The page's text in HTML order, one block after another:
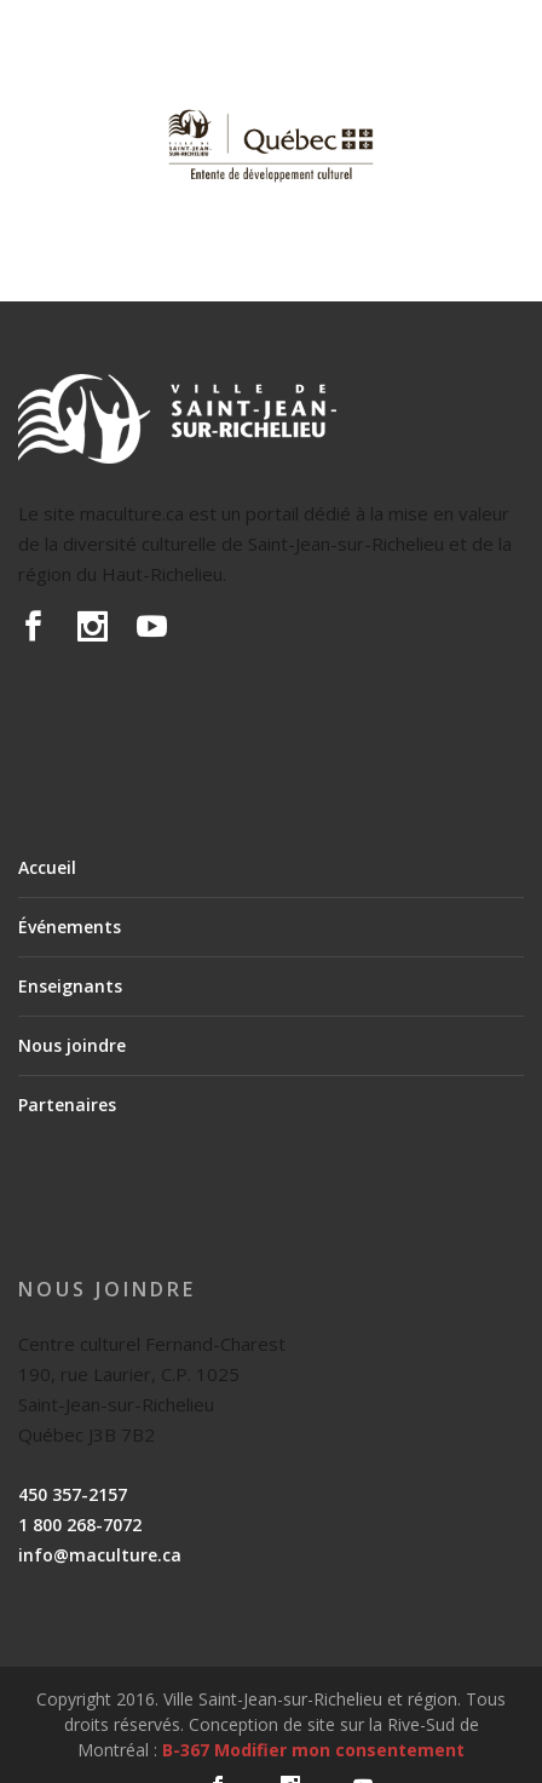
Le site maculture.ca est un portail dédié à la mise en valeur
de la diversité culturelle de Saint-Jean-sur-Richelieu et de la
région du Haut-Richelieu.
Accueil
Événements
Enseignants
Nous joindre
Partenaires
NOUS JOINDRE
Centre culturel Fernand-Charest
190, rue Laurier, C.P. 1025
Saint-Jean-sur-Richelieu
Québec J3B 7B2
450 357-2157
1 800 268-7072
info@maculture.ca
Copyright 2016. Ville Saint-Jean-sur-Richelieu et région. Tous
droits réservés. Conception de site sur la Rive-Sud de
Montréal : B-367 Modifier mon consentement